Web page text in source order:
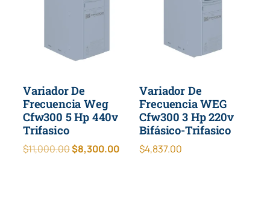
Variador De
Frecuencia Weg
Cfw300 5 Hp 440v
Trifasico
$11,000.00Original
$8,300.00Current
Variador De
Frecuencia WEG
Cfw300 3 Hp 220v
Bifásico-Trifasico
$4,837.00